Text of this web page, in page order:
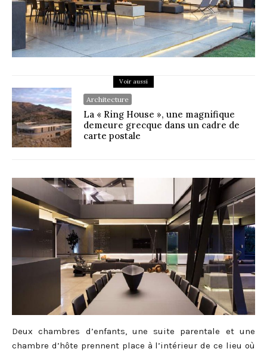
Voir aussi
Architecture
La « Ring House », une magnifique
demeure grecque dans un cadre de
carte postale
Deux chambres d’enfants, une suite parentale et une
chambre d’hôte prennent place à l’intérieur de ce lieu où